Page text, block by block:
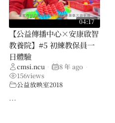
04:17
【公益傳播中心×安康啟智
教養院】#5 初練教保員一
日體驗
cmsi.ncu • 8 年 ago •
156views
公益放映室2018
...